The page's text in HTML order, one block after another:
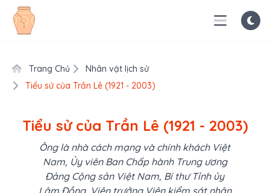
Trang Chủ
Nhân vật lịch sử
Tiểu sử của Trần Lê (1921 - 2003)
Tiểu sử của Trần Lê (1921 - 2003)
Ông là nhà cách mạng và chính khách Việt
Nam, Ủy viên Ban Chấp hành Trung ương
Đảng Cộng sản Việt Nam, Bí thư Tỉnh ủy
Lâm Đồng, Viện trưởng Viện kiểm sát nhân